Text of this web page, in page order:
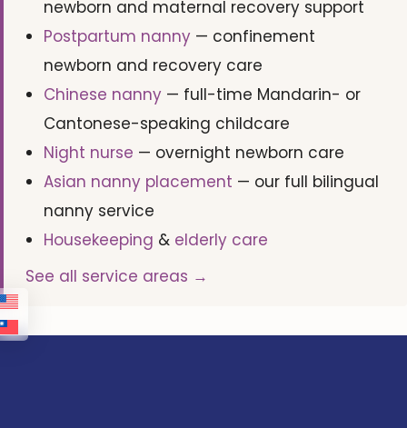
newborn and maternal recovery support
Postpartum nanny — confinement
newborn and recovery care
Chinese nanny — full-time Mandarin- or
Cantonese-speaking childcare
Night nurse — overnight newborn care
Asian nanny placement — our full bilingual
nanny service
Housekeeping & elderly care
See all service areas →